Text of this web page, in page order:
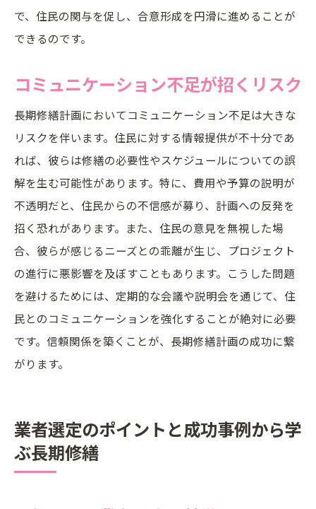
で、住民の関与を促し、合意形成を円滑に進めることが
できるのです。
コミュニケーション不足が招くリスク
長期修繕計画においてコミュニケーション不足は大きな
リスクを伴います。住民に対する情報提供が不十分であ
れば、彼らは修繕の必要性やスケジュールについての誤
解を生む可能性があります。特に、費用や予算の説明が
不透明だと、住民からの不信感が募り、計画への反発を
招く恐れがあります。また、住民の意見を無視した場
合、彼らが感じるニーズとの乖離が生じ、プロジェクト
の進行に悪影響を及ぼすこともあります。こうした問題
を避けるためには、定期的な会議や説明会を通じて、住
民とのコミュニケーションを強化することが絶対に必要
です。信頼関係を築くことが、長期修繕計画の成功に繋
がります。
業者選定のポイントと成功事例から学
ぶ長期修繕